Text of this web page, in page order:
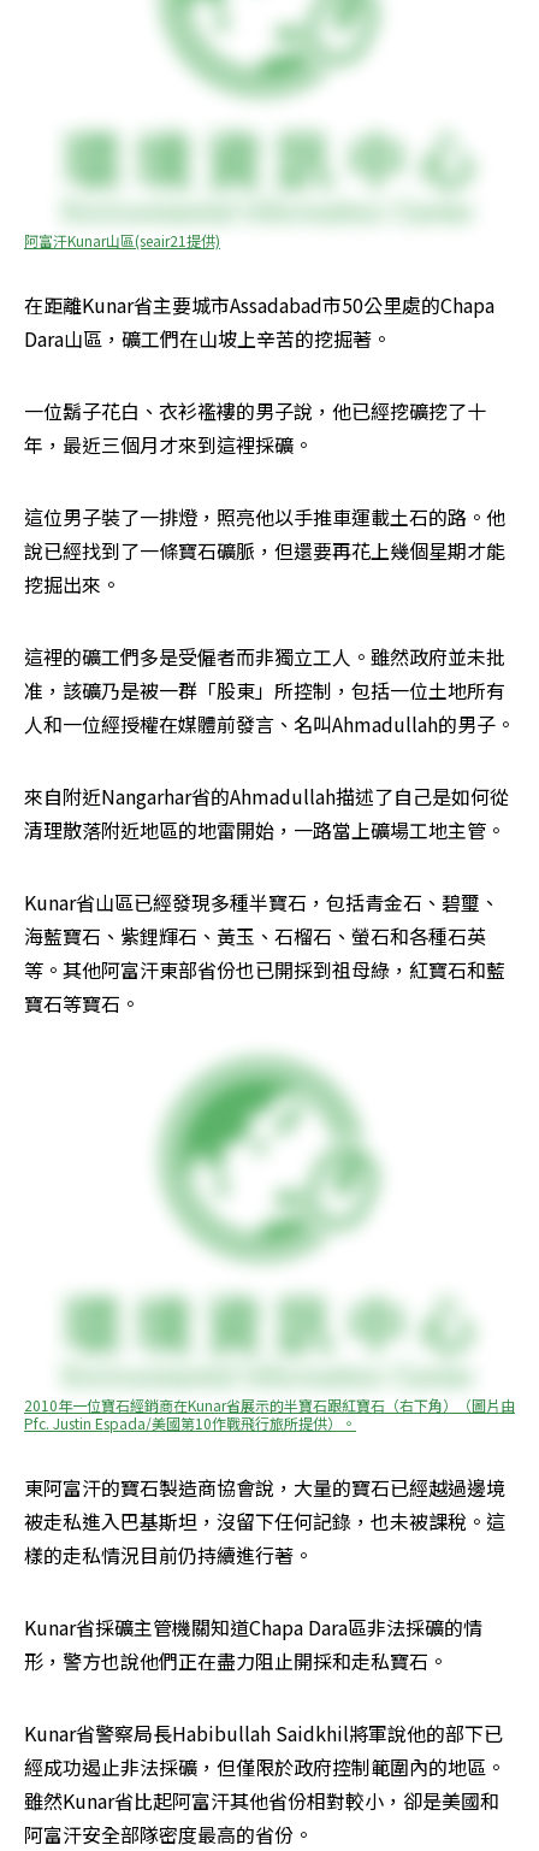
阿富汗Kunar山區(seair21提供)
在距離Kunar省主要城市Assadabad市50公里處的Chapa
Dara山區，礦工們在山坡上辛苦的挖掘著。
一位鬍子花白、衣衫襤褸的男子說，他已經挖礦挖了十
年，最近三個月才來到這裡採礦。
這位男子裝了一排燈，照亮他以手推車運載土石的路。他
說已經找到了一條寶石礦脈，但還要再花上幾個星期才能
挖掘出來。
這裡的礦工們多是受僱者而非獨立工人。雖然政府並未批
准，該礦乃是被一群「股東」所控制，包括一位土地所有
人和一位經授權在媒體前發言、名叫Ahmadullah的男子。
來自附近Nangarhar省的Ahmadullah描述了自己是如何從
清理散落附近地區的地雷開始，一路當上礦場工地主管。
Kunar省山區已經發現多種半寶石，包括青金石、碧璽、
海藍寶石、紫鋰輝石、黃玉、石榴石、螢石和各種石英
等。其他阿富汗東部省份也已開採到祖母綠，紅寶石和藍
寶石等寶石。
2010年一位寶石經銷商在Kunar省展示的半寶石跟紅寶石（右下角）（圖片由
Pfc. Justin Espada/美國第10作戰飛行旅所提供）。
東阿富汗的寶石製造商協會說，大量的寶石已經越過邊境
被走私進入巴基斯坦，沒留下任何記錄，也未被課稅。這
樣的走私情況目前仍持續進行著。
Kunar省採礦主管機關知道Chapa Dara區非法採礦的情
形，警方也說他們正在盡力阻止開採和走私寶石。
Kunar省警察局長Habibullah Saidkhil將軍說他的部下已
經成功遏止非法採礦，但僅限於政府控制範圍內的地區。
雖然Kunar省比起阿富汗其他省份相對較小，卻是美國和
阿富汗安全部隊密度最高的省份。